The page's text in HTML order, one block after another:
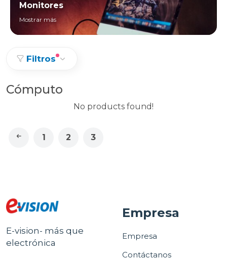
Monitores
Mostrar más
Filtros
Cómputo
No products found!
1 2 3
E-vision- más que
electrónica
Empresa
Empresa
Contáctanos